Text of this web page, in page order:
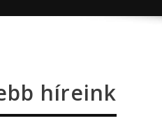
híreink